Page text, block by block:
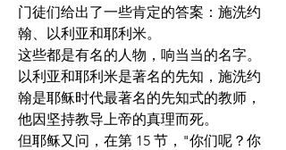
门徒们给出了一些肯定的答案：施洗约
翰、以利亚和耶利米。
这些都是有名的人物，响当当的名字。
以利亚和耶利米是著名的先知，施洗约
翰是耶稣时代最著名的先知式的教师，
他因坚持教导上帝的真理而死。
但耶稣又问，在第 15 节，"你们呢？你